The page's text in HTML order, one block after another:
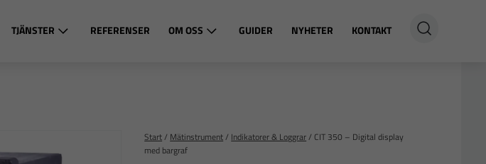
TJÄNSTER REFERENSER OM OSS GUIDER NYHETER KONTAKT
Start/ Mätinstrument/ Indikatorer & Loggrar/ CIT 350 – Digital display
med bargraf